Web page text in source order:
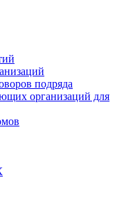
подряда
организаций для